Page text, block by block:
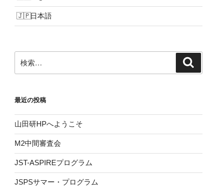
日本語
索:
最近の投稿
山田研HPへようこそ
M2中間審査会
JST-ASPIREプログラム
JSPSサマー・プログラム